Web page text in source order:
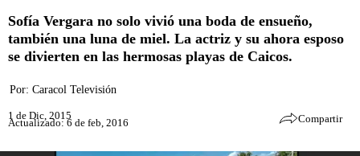
Sofía Vergara no solo vivió una boda de ensueño,
también una luna de miel. La actriz y su ahora esposo
se divierten en las hermosas playas de Caicos.
Por: Caracol Televisión
1 de Dic, 2015
Actualizado: 6 de feb, 2016 Compartir